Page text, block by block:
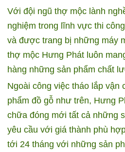
Với đội ngũ thợ mộc lành
nghiệm trong lĩnh vực thi
và được trang bị những máy
thợ mộc Hưng Phát luôn
hàng những sản phẩm chất
Ngoài công việc tháo lắp vận
phẩm đồ gỗ như trên, Hưng
chữa đóng mới tất cả những
yêu cầu với giá thành phù
tới 24 tháng với những sản